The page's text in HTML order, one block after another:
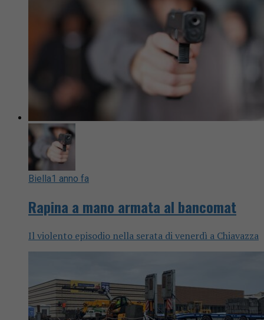
Biella1 anno fa
Rapina a mano armata al bancomat
Il violento episodio nella serata di venerdì a Chiavazza